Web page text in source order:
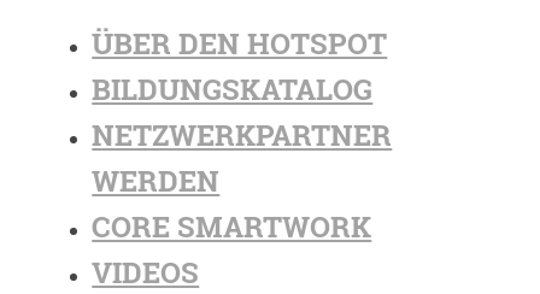
ÜBER DEN HOTSPOT
BILDUNGSKATALOG
NETZWERKPARTNER
WERDEN
CORE SMARTWORK
VIDEOS